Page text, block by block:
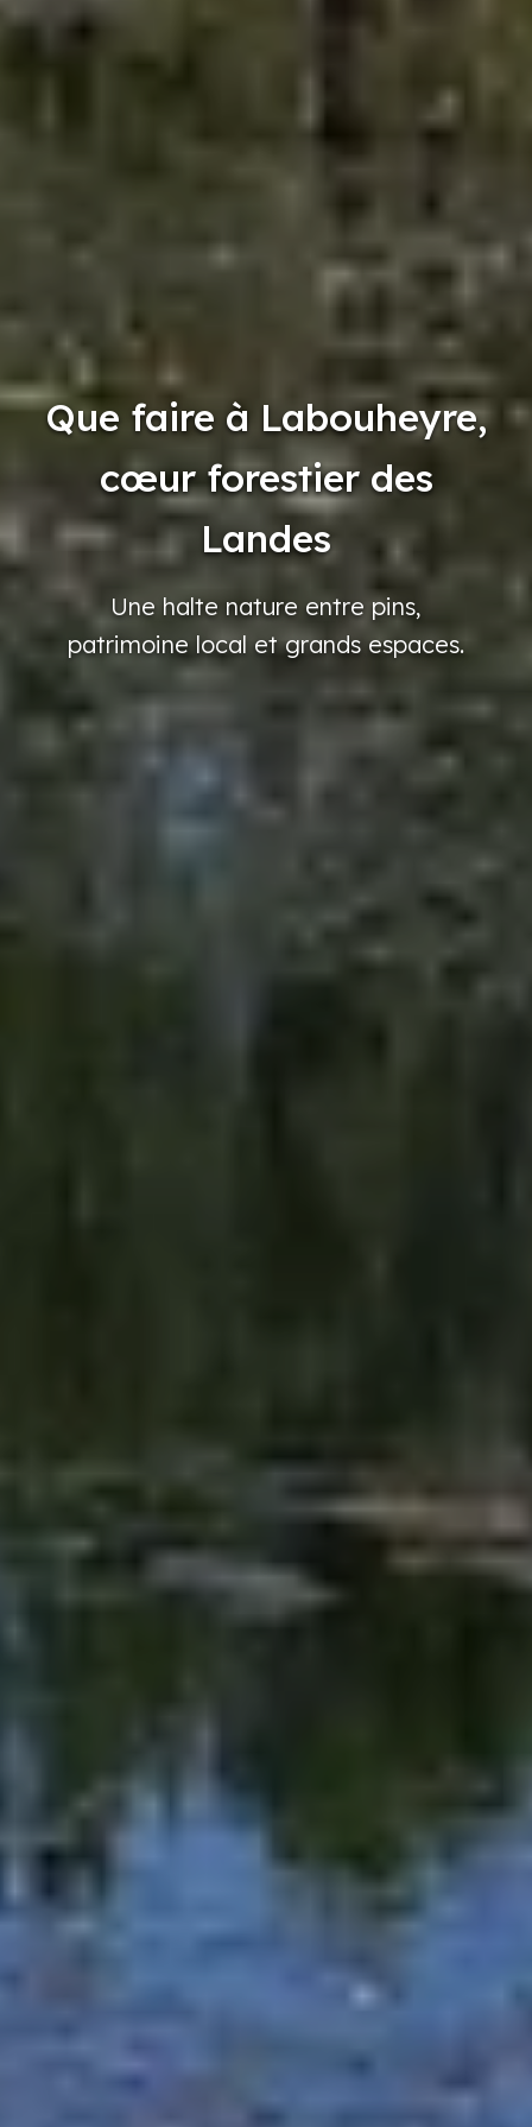
Que faire à Labouheyre,
cœur forestier des
Landes
Une halte nature entre pins,
patrimoine local et grands espaces.